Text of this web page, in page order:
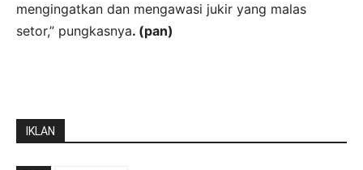
mengingatkan dan mengawasi jukir yang malas
setor,” pungkasnya. (pan)
IKLAN